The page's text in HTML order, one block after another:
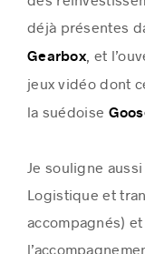
déjà présentes
Gearbox, et
jeux vidéo dont
la suédoise
Je souligne
Logistique et
accompagnés)